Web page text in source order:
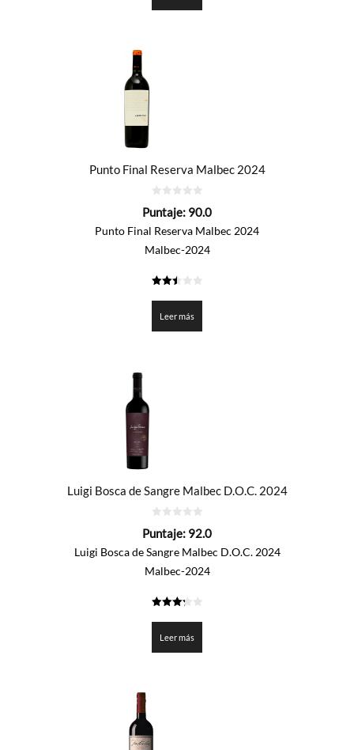
Punto Final Reserva Malbec 2024
de
Puntaje: 90.0
Punto Final Reserva Malbec 2024
Malbec-2024
de 5
Leer más
Luigi Bosca de Sangre Malbec D.O.C. 2024
de
Puntaje: 92.0
Luigi Bosca de Sangre Malbec D.O.C. 2024
Malbec-2024
de 5
Leer más